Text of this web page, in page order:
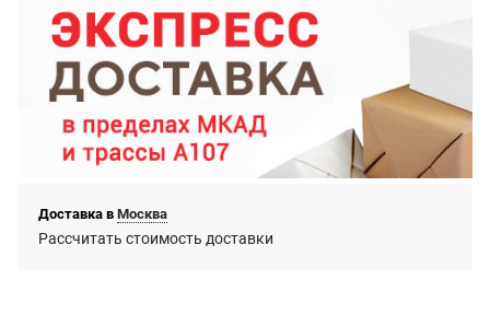
Доставка в Москва
Рассчитать стоимость доставки